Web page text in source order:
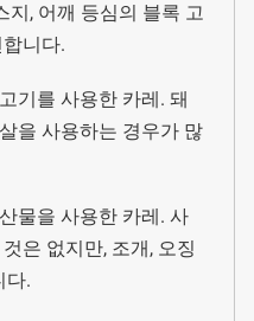
지, 어깨 등심의 블록 고
니다.
기를 사용한 카레. 돼
을 사용하는 경우가 많
물을 사용한 카레. 사
은 없지만, 조개, 오징
다.